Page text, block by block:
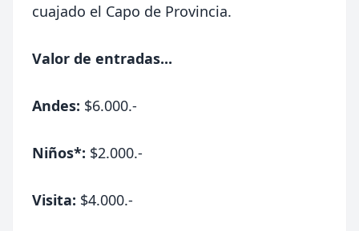
cuajado el Capo de Provincia.
Valor de entradas...
Andes: $6.000.-
Niños*: $2.000.-
Visita: $4.000.-